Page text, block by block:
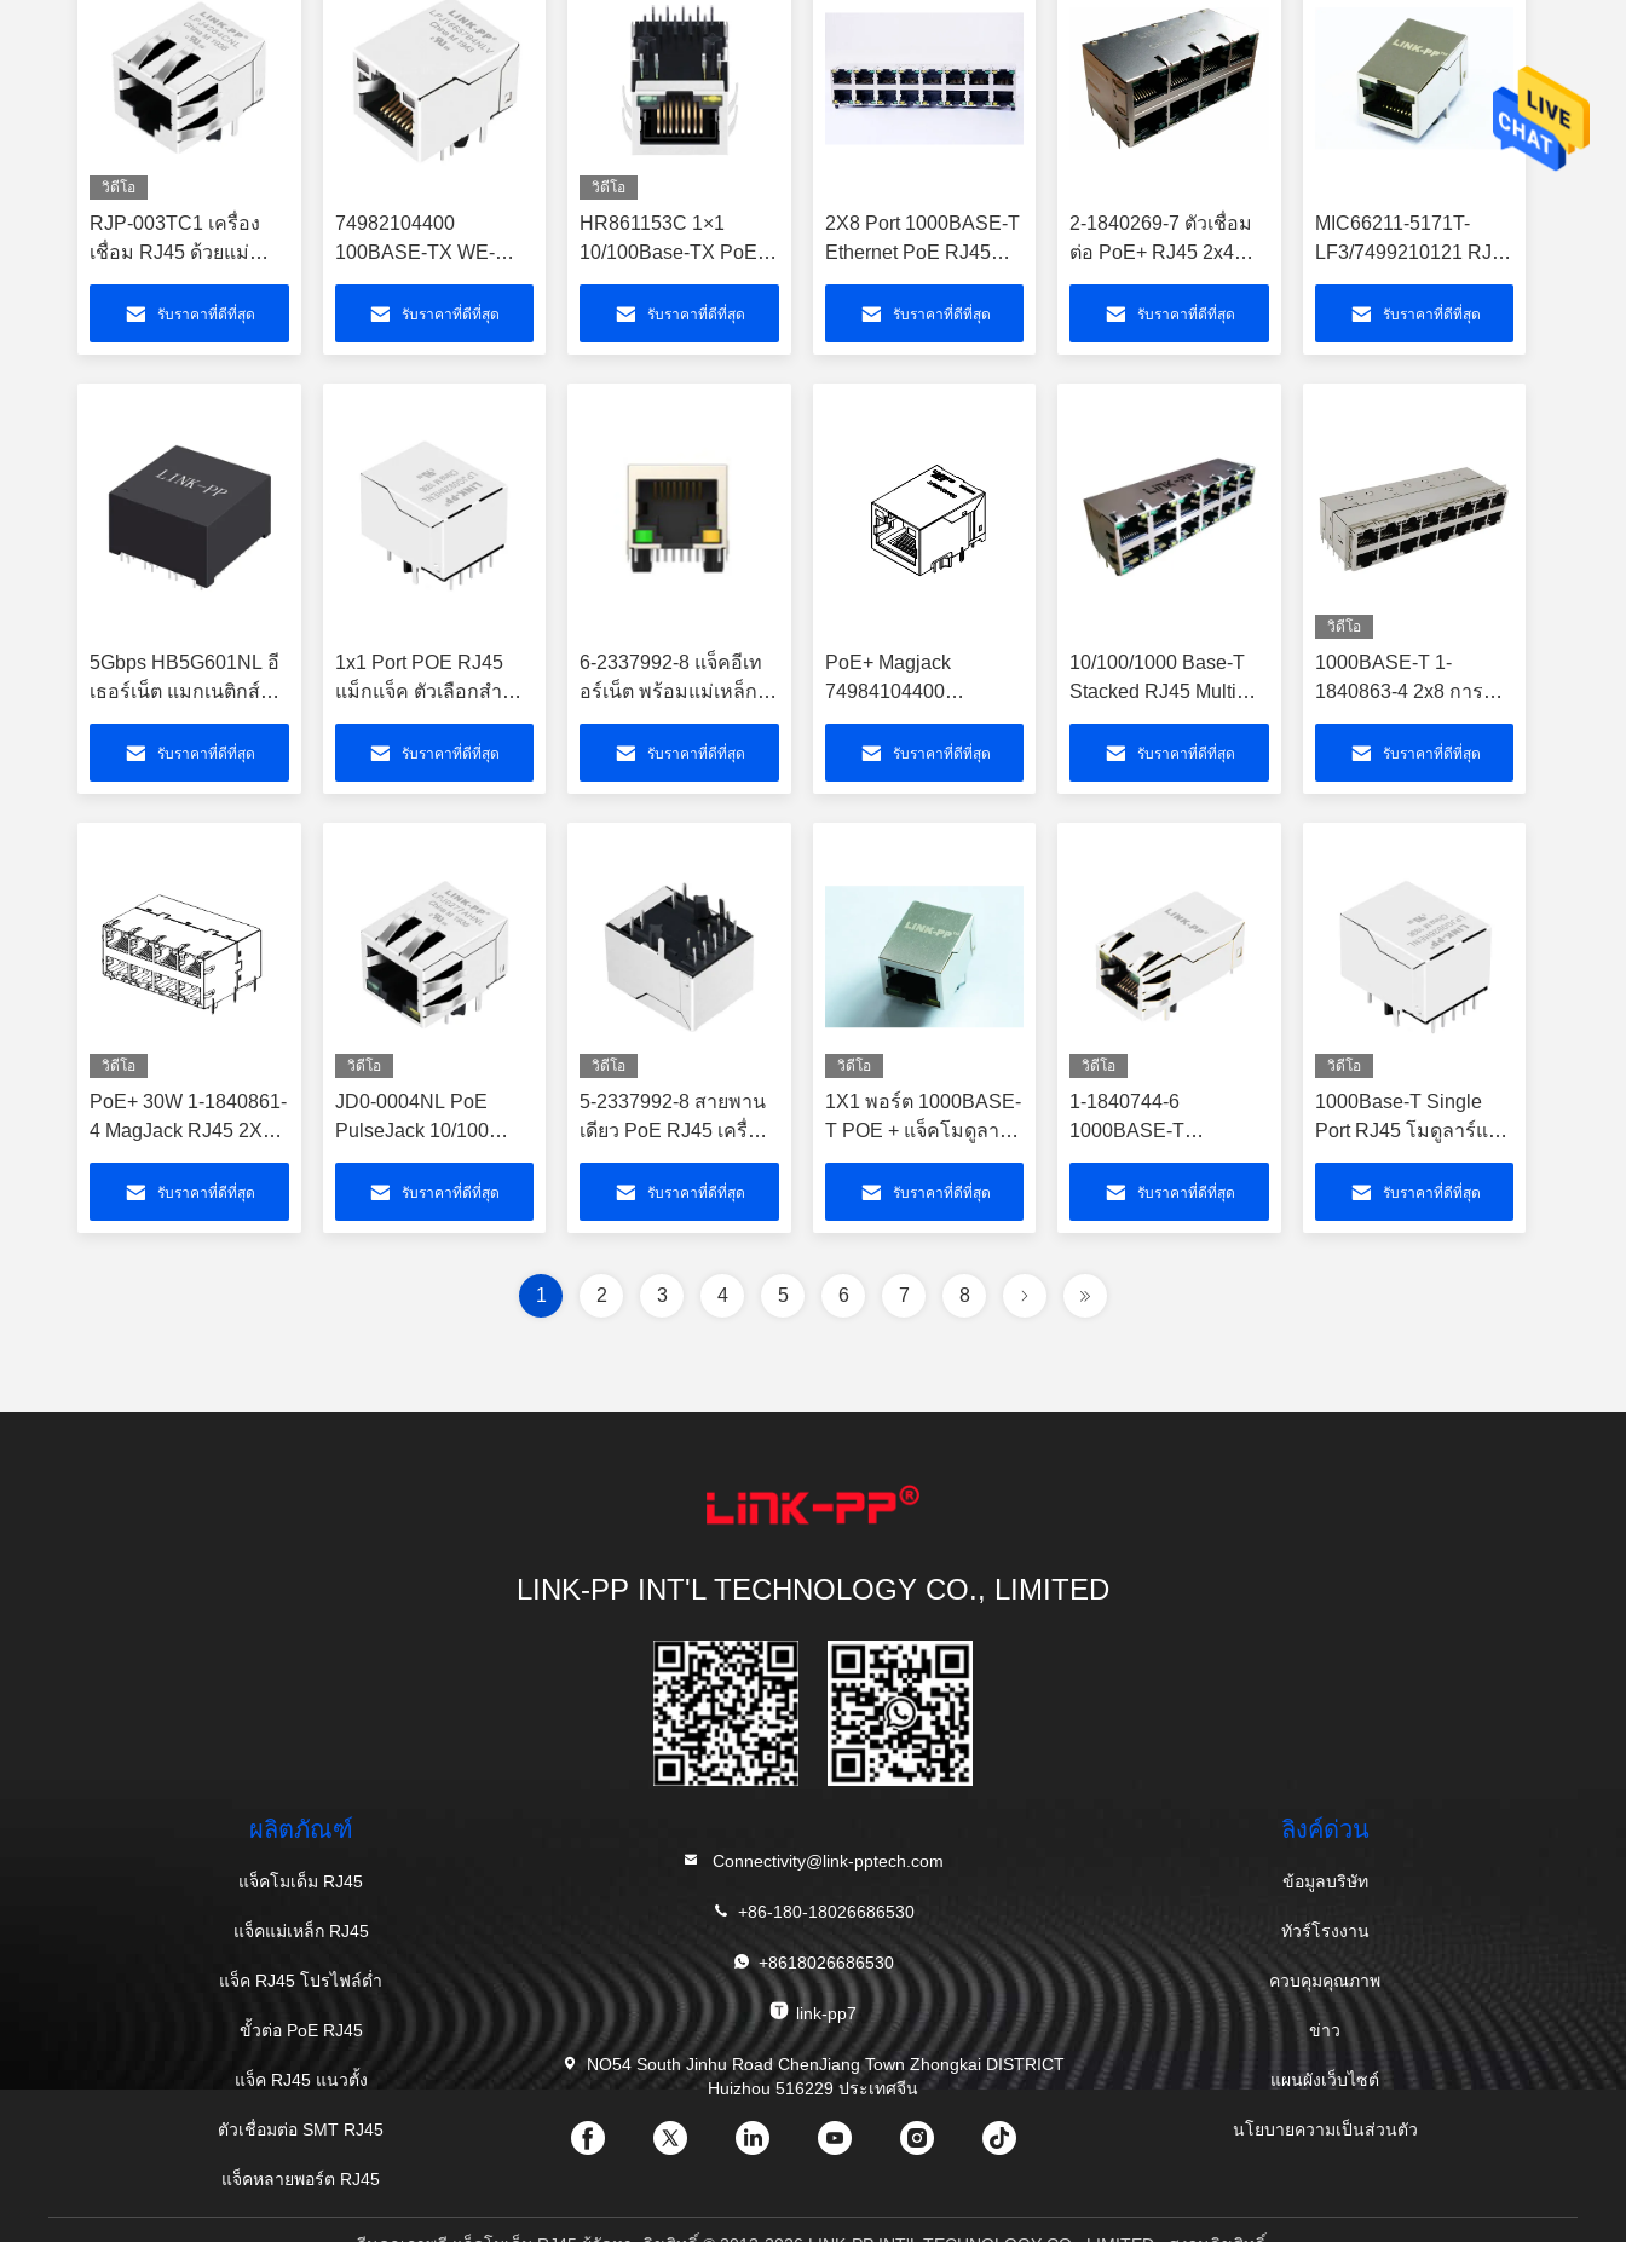
วิดีโอ
RJP-003TC1 เครื่อง
เชื่อม RJ45 ด้วยแม่
เหล็ก 10/100Mbps PoE
MagJackรับราคาที่ดีที่สุด
74982104400
100BASE-TX WE-
RJ45 LAN ผ่านหลุมรี
ฟลอว์ซีรีส์รับราคาที่ดีที่สุด
วิดีโอ
HR861153C 1×1
10/100Base-TX PoE
RJ45 MagJack
LPJ0284GDNL
รับราคาที่ดีที่สุด
2X8 Port 1000BASE-T
Ethernet PoE RJ45
Connector สําหรับ
สวิตช์เครือข่าย
รับราคาที่ดีที่สุด
2-1840269-7 ตัวเชื่อม
ต่อ PoE+ RJ45 2x4
Magjack Gigabit
Circuit 1840269
รับราคาที่ดีที่สุด
MIC66211-5171T-
LF3/7499210121 RJ45
PoE Connector
Rectifier Bridge
LPJ4049HDNL
รับราคาที่ดีที่สุด
5Gbps HB5G601NL อี
เธอร์เน็ต แมกเนติกส์
รองรับ 4 คู่ PoE สำหรับ
60W
รับราคาที่ดีที่สุด
1x1 Port POE RJ45
แม็กแจ็ค ตัวเลือกสําห
รับ A70-112-331N126
Connectorรับราคาที่ดีที่สุด
6-2337992-8 แจ็คอีเท
อร์เน็ต พร้อมแม่เหล็ก
อินเทกรีตและ POE
รับราคาที่ดีที่สุด
PoE+ Magjack
74984104400
100BASE-TX THR มอ
นท์ WE-RJ45 LAN
รับราคาที่ดีที่สุด
10/100/1000 Base-T
Stacked RJ45 Multi
Connector 3-1840267-
รับราคาที่ดีที่สุด
วิดีโอ
1000BASE-T 1-
1840863-4 2x8 การ
เชื่อมต่อ Gigabit PoE +
RJ45
รับราคาที่ดีที่สุด
วิดีโอ
PoE+ 30W 1-1840861-
4 MagJack RJ45 2X4
Port พร้อม LED GY/GY
รับราคาที่ดีที่สุด
วิดีโอ
JD0-0004NL PoE
PulseJack 10/100
Base-T RJ45 เครื่อง
เชื่อมด้วย LED
รับราคาที่ดีที่สุด
วิดีโอ
5-2337992-8 สายพาน
เดียว PoE RJ45 เครื่อง
เชื่อม LPJG0926HENL
รับราคาที่ดีที่สุด
วิดีโอ
1X1 พอร์ต 1000BASE-
T POE + แจ็คโมดูลาร์
RJ45 พร้อมหม้อแปลง
LPJG0926-7HENL
รับราคาที่ดีที่สุด
วิดีโอ
1-1840744-6
1000BASE-T
Integrated RJ45
Connector With LED
รับราคาที่ดีที่สุด
วิดีโอ
1000Base-T Single
Port RJ45 โมดูลาร์แจ็ค
พร้อม POE+
LPJG0926HENL
รับราคาที่ดีที่สุด
1 2 3 4 5 6 7 8
LINK-PP INT'L TECHNOLOGY CO., LIMITED
ผลิตภัณฑ์
แจ็คโมเด็ม RJ45
แจ็คแม่เหล็ก RJ45
แจ็ค RJ45 โปรไฟล์ต่ำ
ขั้วต่อ PoE RJ45
แจ็ค RJ45 แนวตั้ง
ตัวเชื่อมต่อ SMT RJ45
แจ็คหลายพอร์ต RJ45
Connectivity@link-pptech.com
+86-180-18026686530
+8618026686530
link-pp7
NO54 South Jinhu Road ChenJiang Town Zhongkai DISTRICT
Huizhou 516229 ประเทศจีน
ลิงค์ด่วน
ข้อมูลบริษัท
ทัวร์โรงงาน
ควบคุมคุณภาพ
ข่าว
แผนผังเว็บไซต์
นโยบายความเป็นส่วนตัว